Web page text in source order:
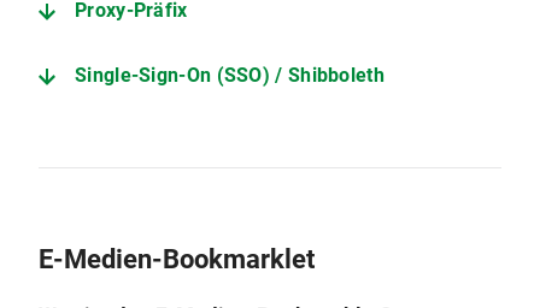
Proxy-Präfix
Single-Sign-On (SSO) / Shibboleth
E-Medien-Bookmarklet